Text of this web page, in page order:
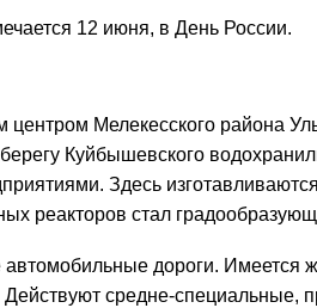
12 июня, в День России.
Мелекесского района
Куйбышевского
Здесь
реакторов стал
автомобильные дороги. Имеется
средне-специальные,